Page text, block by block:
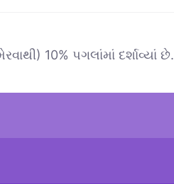
10% પગલાંમાં દર્શાવ્યાં છે.